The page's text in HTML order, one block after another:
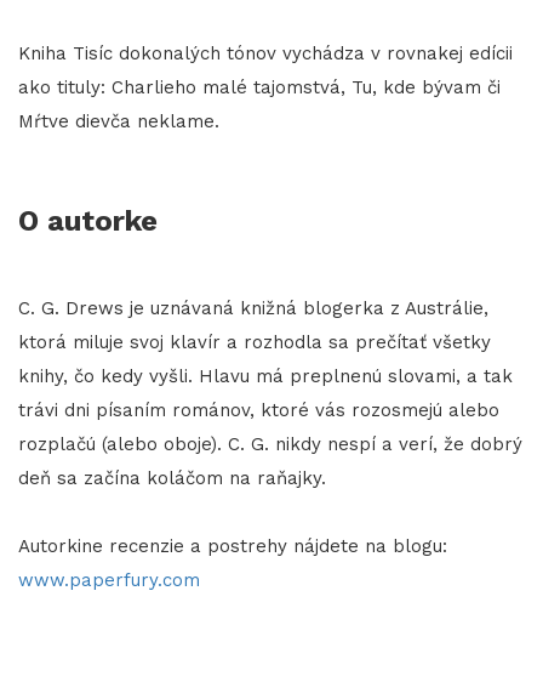
Kniha Tisíc dokonalých tónov vychádza v rovnakej edícii
ako tituly: Charlieho malé tajomstvá, Tu, kde bývam či
Mŕtve dievča neklame.
O autorke
C. G. Drews je uznávaná knižná blogerka z Austrálie,
ktorá miluje svoj klavír a rozhodla sa prečítať všetky
knihy, čo kedy vyšli. Hlavu má preplnenú slovami, a tak
trávi dni písaním románov, ktoré vás rozosmejú alebo
rozplačú (alebo oboje). C. G. nikdy nespí a verí, že dobrý
deň sa začína koláčom na raňajky.
Autorkine recenzie a postrehy nájdete na blogu:
www.paperfury.com